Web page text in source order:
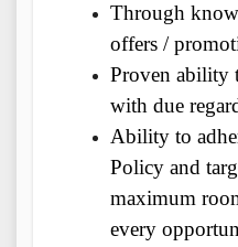
Through
offers /
Proven ability
with due
Ability to
Policy and
maximum
every